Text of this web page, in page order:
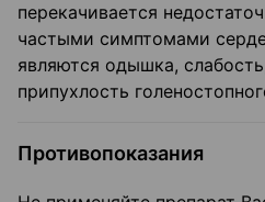
перекачивается
частыми симптомами
являются одышка,
припухлость
Противопоказания